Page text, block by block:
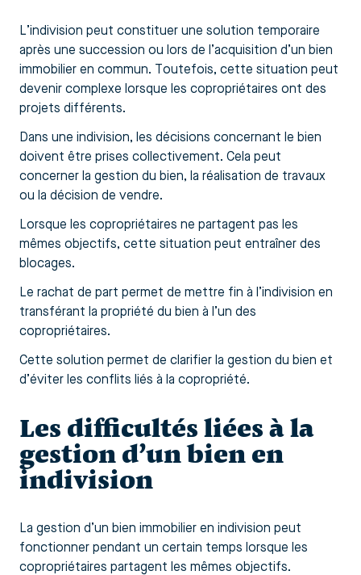
L’indivision peut constituer une solution temporaire
après une succession ou lors de l’acquisition d’un bien
immobilier en commun. Toutefois, cette situation peut
devenir complexe lorsque les copropriétaires ont des
projets différents.
Dans une indivision, les décisions concernant le bien
doivent être prises collectivement. Cela peut
concerner la gestion du bien, la réalisation de travaux
ou la décision de vendre.
Lorsque les copropriétaires ne partagent pas les
mêmes objectifs, cette situation peut entraîner des
blocages.
Le rachat de part permet de mettre fin à l’indivision en
transférant la propriété du bien à l’un des
copropriétaires.
Cette solution permet de clarifier la gestion du bien et
d’éviter les conflits liés à la copropriété.
Les difficultés liées à la
gestion d’un bien en
indivision
La gestion d’un bien immobilier en indivision peut
fonctionner pendant un certain temps lorsque les
copropriétaires partagent les mêmes objectifs.